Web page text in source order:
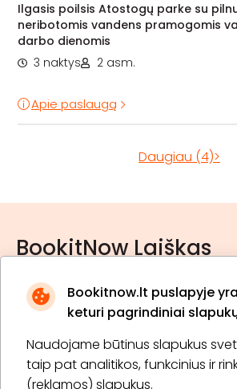
Bookitnow.lt puslapyje
keturi pagrindiniai
Naudojame būtinus slapukus
taip pat analitikos, funkcinius ir
(reklamos) slapukus.
Ilgasis poilsis Atostogų parke su
neribotomis vandens pramogomis
darbo dienomis
3 naktys
2 asm.
Apie paslaugą
Daugiau (4)>
BookitNow Laiškas
* Susipažinau su privatumo